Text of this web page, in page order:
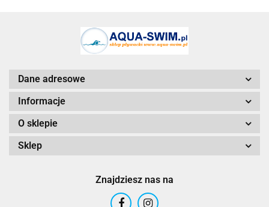
Dane adresowe
Informacje
O sklepie
Sklep
Znajdziesz nas na